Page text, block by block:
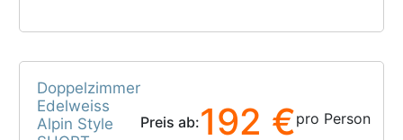
Doppelzimmer
Edelweiss
Alpin Style
Preis ab:192 €pro Person